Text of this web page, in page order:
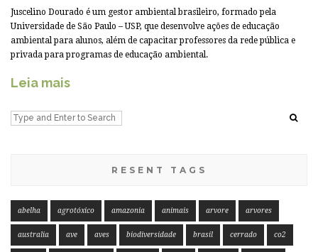
Juscelino Dourado é um gestor ambiental brasileiro, formado pela
Universidade de São Paulo – USP, que desenvolve ações de educação
ambiental para alunos, além de capacitar professores da rede pública e
privada para programas de educação ambiental.
Leia mais
RESENT TAGS
abelha agrotóxico amazonia animais arvore arvores
australia ave aves biodiversidade brasil cerrado co2